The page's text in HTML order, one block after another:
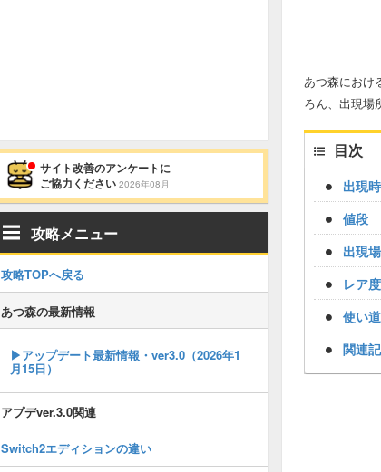
あつ森におけ
ろん、出現場
目次
出現
値段
出現
レア
使い道
関連
サイト改善のアンケートに
ご協力ください 2026年08月
攻略メニュー
攻略TOPへ戻る
あつ森の最新情報
▶︎アップデート最新情報・ver3.0（2026年1
月15日）
アプデver.3.0関連
Switch2エディションの違い